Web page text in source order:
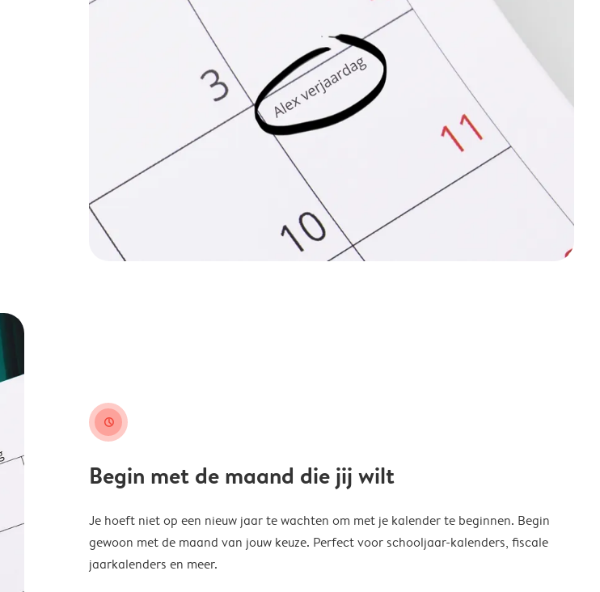
clock
Begin met de maand die jij wilt
Je hoeft niet op een nieuw jaar te wachten om met je kalender te beginnen. Begin
gewoon met de maand van jouw keuze. Perfect voor schooljaar-kalenders, fiscale
jaarkalenders en meer.